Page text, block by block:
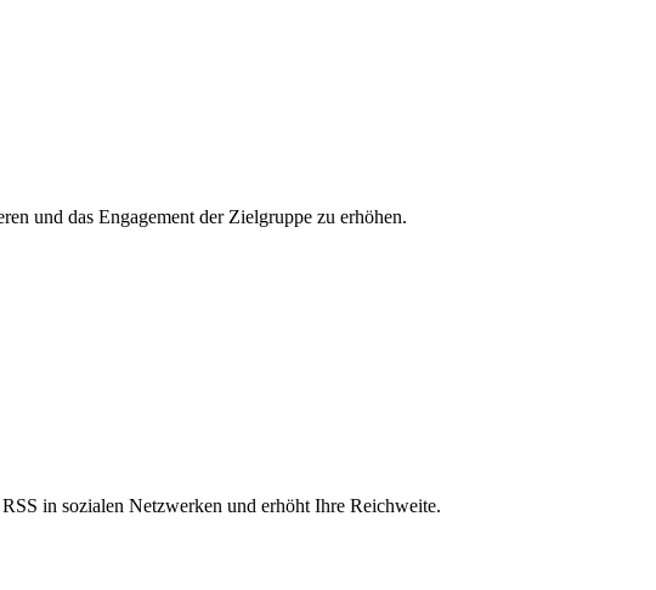
und das Engagement der Zielgruppe zu erhöhen.
in sozialen Netzwerken und erhöht Ihre Reichweite.